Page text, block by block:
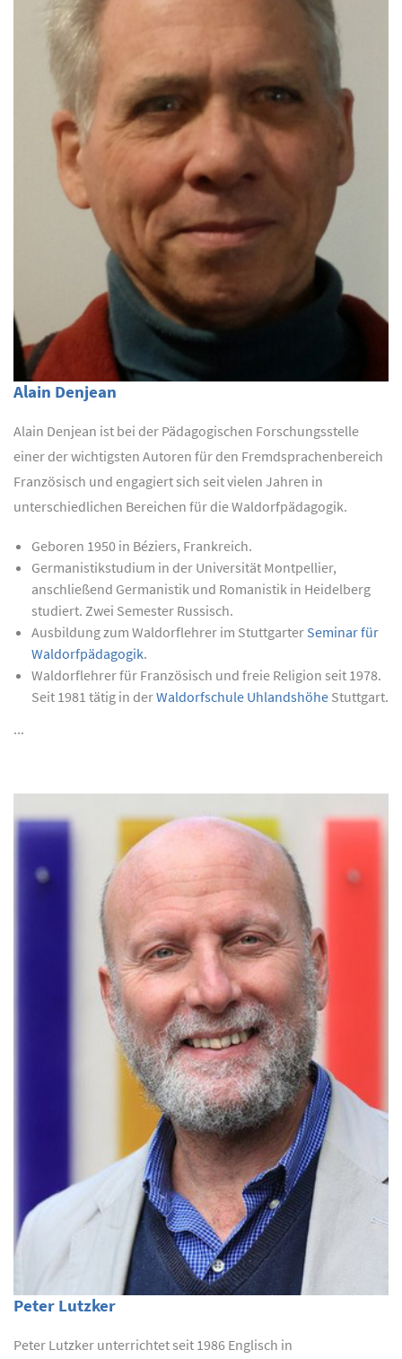
Alain Denjean
Alain Denjean ist bei der Pädagogischen Forschungsstelle
einer der wichtigsten Autoren für den Fremdsprachenbereich
Französisch und engagiert sich seit vielen Jahren in
unterschiedlichen Bereichen für die Waldorfpädagogik.
Geboren 1950 in Béziers, Frankreich.
Germanistikstudium in der Universität Montpellier,
anschließend Germanistik und Romanistik in Heidelberg
studiert. Zwei Semester Russisch.
Ausbildung zum Waldorflehrer im Stuttgarter Seminar für
Waldorfpädagogik.
Waldorflehrer für Französisch und freie Religion seit 1978.
Seit 1981 tätig in derWaldorfschule Uhlandshöhe Stuttgart.
...
Peter Lutzker
Peter Lutzker unterrichtet seit 1986 Englisch in